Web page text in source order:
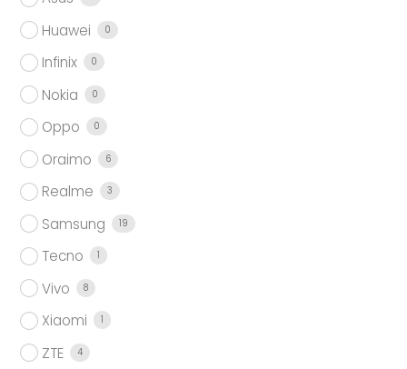
Huawei 0
Infinix 0
Nokia 0
Oppo 0
Oraimo 6
Realme 3
Samsung 19
Tecno 1
Vivo 8
Xiaomi 1
ZTE 4